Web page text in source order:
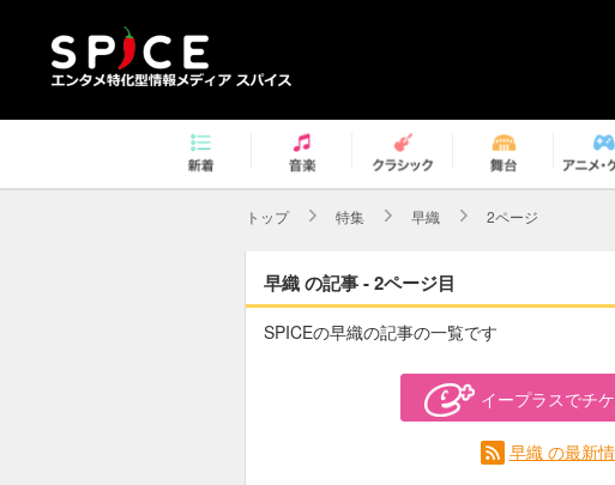
トップ 特集 早織 2ページ
早織 の記事 - 2ページ目
SPICEの早織の記事の一覧です
イープラスでチ
早織 の最新